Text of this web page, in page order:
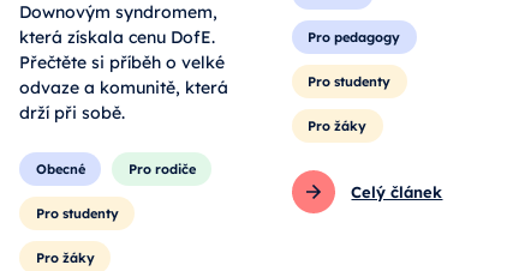
Downovým syndromem,
která získala cenu DofE.
Přečtěte si příběh o velké
odvaze a komunitě, která
drží při sobě.
Obecné Pro rodiče
Pro studenty
Pro žáky
Pro pedagogy
Pro studenty
Pro žáky
Celý článek